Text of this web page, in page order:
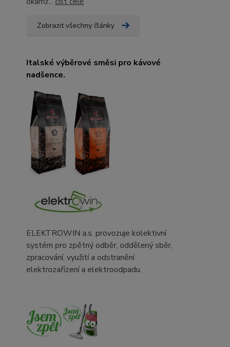
Zobrazit všechny články
Italské výběrové směsi pro kávové
nadšence.
ELEKTROWIN a.s. provozuje kolektivní
systém pro zpětný odběr, oddělený sběr,
zpracování, využití a odstranění
elektrozařízení a elektroodpadu.